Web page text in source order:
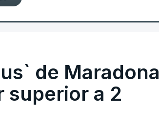
de Maradona
superior a 2